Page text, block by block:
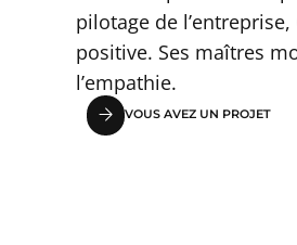
pilotage de
positive. Ses maîtres
l’empathie.
VOUS AVEZ UN PROJET